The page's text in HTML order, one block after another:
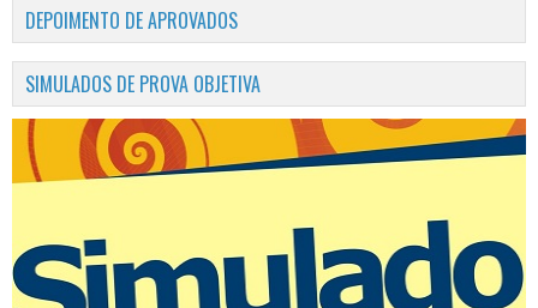
DEPOIMENTO DE APROVADOS
SIMULADOS DE PROVA OBJETIVA